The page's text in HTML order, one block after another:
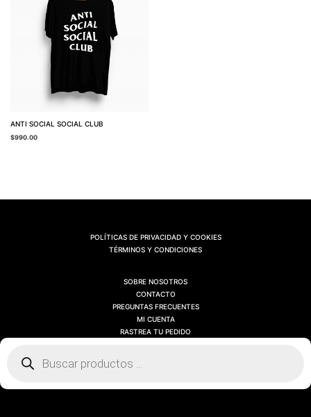
ANTI SOCIAL SOCIAL CLUB
$990.00
POLÍTICAS DE PRIVACIDAD Y COOKIES
TÉRMINOS Y CONDICIONES
SOBRE NOSOTROS
CONTACTO
PREGUNTAS FRECUENTES
MI CUENTA
RASTREA TU PEDIDO
Búsqueda